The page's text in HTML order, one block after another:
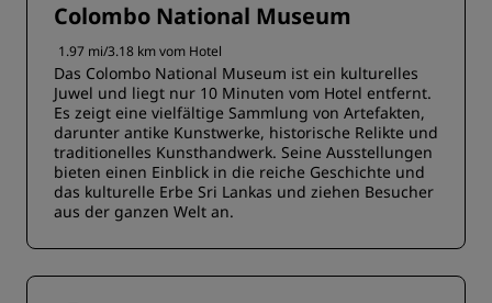
Colombo National Museum
1.97 mi/3.18 km vom Hotel
Das Colombo National Museum ist ein kulturelles
Juwel und liegt nur 10 Minuten vom Hotel entfernt.
Es zeigt eine vielfältige Sammlung von Artefakten,
darunter antike Kunstwerke, historische Relikte und
traditionelles Kunsthandwerk. Seine Ausstellungen
bieten einen Einblick in die reiche Geschichte und
das kulturelle Erbe Sri Lankas und ziehen Besucher
aus der ganzen Welt an.